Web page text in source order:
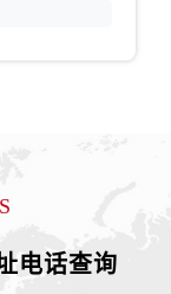
电话查询